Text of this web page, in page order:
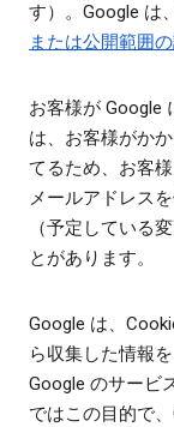
す）。Google は
または公開範囲
お客様が Google
は、お客様がか
てるため、お客
メールアドレス
（予定している
とがあります。
Google は、
ら収集した情報を
Google のサービ
ではこの目的で